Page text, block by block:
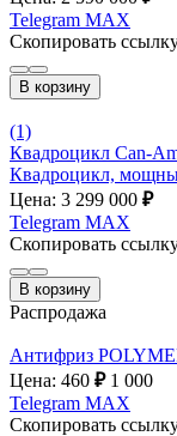
Telegram MAX
Скопировать
В корзину
(1)
Квадроцикл Can-
Квадроцикл,
Цена: 3 299 000 ₽
Telegram MAX
Скопировать
В корзину
Распродажа
Антифриз
Цена: 460 ₽ 1 000
Telegram MAX
Скопировать